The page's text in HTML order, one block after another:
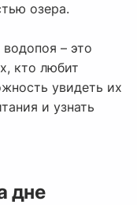
озера.
– это
кто любит
увидеть их
и узнать
дне